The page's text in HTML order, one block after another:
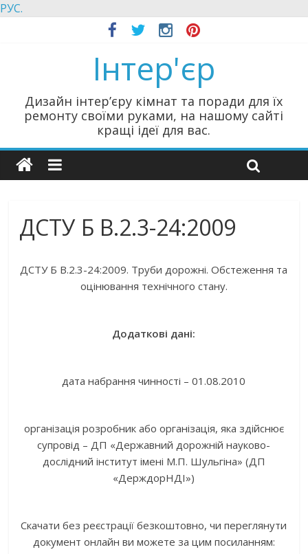
РУС.
Інтер'єр
Дизайн інтер’єру кімнат та поради для їх
ремонту своїми руками, на нашому сайті
кращі ідеї для вас.
ДСТУ Б В.2.3-24:2009
ДСТУ Б В.2.3-24:2009. Труби дорожні. Обстеження та
оцінювання технічного стану.
Додаткові дані:
дата набрання чинності – 01.08.2010
організація розробник або організація, яка здійснює
супровід – ДП «Державний дорожній науково-
дослідний інститут імені М.П. Шульгіна» (ДП
«ДерждорНДІ»)
Скачати без реєстрації безкоштовно, чи переглянути
документ онлайн ви можете за цим посиланням: